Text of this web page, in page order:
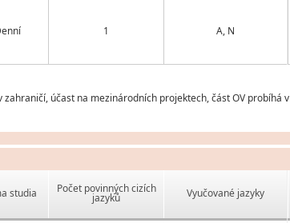
1 A, N
účast na mezinárodních projektech, část OV probíhá
studia Počet povinných cizích
jazyků Vyučované jazyky